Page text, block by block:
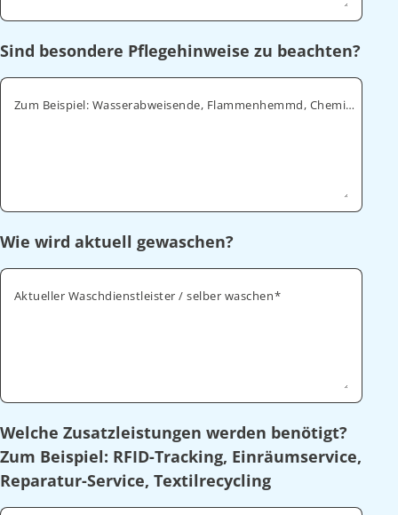
Sind besondere Pflegehinweise zu beachten?
Zum Beispiel: Wasserabweisende, Flammenhemmd, Chemikalienabweisende
Wie wird aktuell gewaschen?
Aktueller Waschdienstleister / selber waschen
Welche Zusatzleistungen werden benötigt?
Zum Beispiel: RFID-Tracking, Einräumservice,
Reparatur-Service, Textilrecycling